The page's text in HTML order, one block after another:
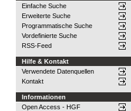
Einfache Suche
Erweiterte Suche
Programmatische Suche
Vordefinierte Suche
RSS-Feed
Hilfe & Kontakt
Verwendete Datenquellen
Kontakt
Informationen
Open Access - HGF